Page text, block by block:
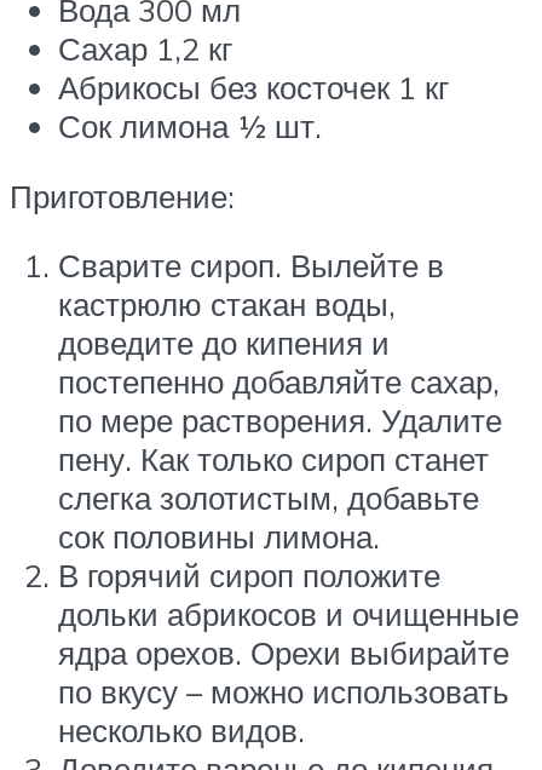
Вода 300 мл
Сахар 1,2 кг
Абрикосы без косточек 1 кг
Сок лимона ½ шт.
Приготовление:
Сварите сироп. Вылейте в
кастрюлю стакан воды,
доведите до кипения и
постепенно добавляйте сахар,
по мере растворения. Удалите
пену. Как только сироп станет
слегка золотистым, добавьте
сок половины лимона.
В горячий сироп положите
дольки абрикосов и очищенные
ядра орехов. Орехи выбирайте
по вкусу – можно использовать
несколько видов.